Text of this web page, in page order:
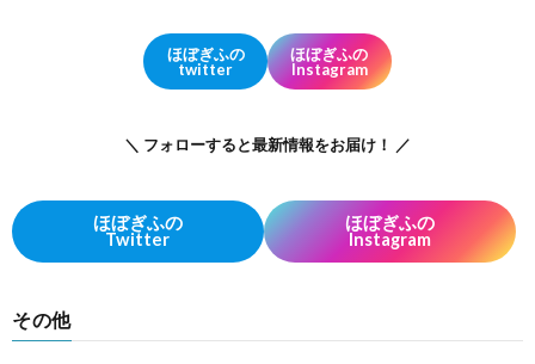
ほぼぎふの
twitter
ほぼぎふの
Instagram
＼ フォローすると最新情報をお届け！ ／
ほぼぎふの
Twitter
ほぼぎふの
Instagram
その他